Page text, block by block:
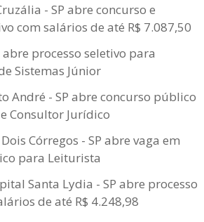
- SP abre concurso e
com salários de até R$ 7.087,50
abre processo seletivo para
Sistemas Júnior
André - SP abre concurso público
Consultor Jurídico
Dois Córregos - SP abre vaga em
para Leiturista
Santa Lydia - SP abre processo
de até R$ 4.248,98